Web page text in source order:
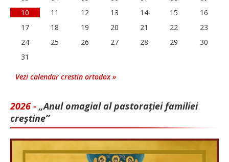
10
11 12 13 14 15
16
17
18 19 20 21 22
23
24
25 26 27 28 29
30
31
Vezi calendar crestin ortodox »
2026 - „Anul omagial al pastorației familiei
creștine”